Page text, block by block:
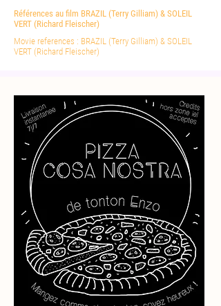
Références au film BRAZIL (Terry Gilliam) & SOLEIL
VERT (Richard Fleischer)
Movie references : BRAZIL (Terry Gilliam) & SOLEIL
VERT (Richard Fleischer)